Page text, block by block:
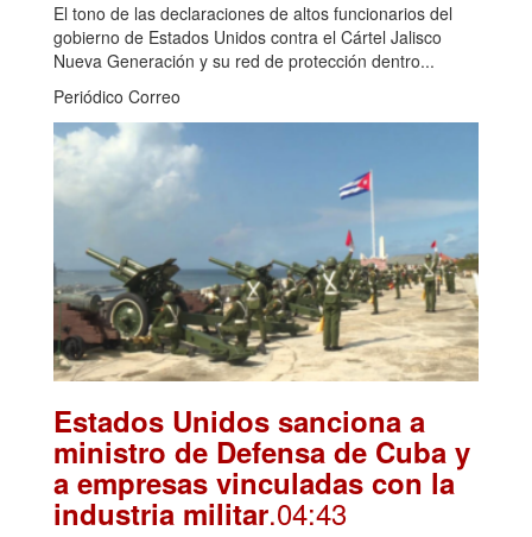
El tono de las declaraciones de altos funcionarios del
gobierno de Estados Unidos contra el Cártel Jalisco
Nueva Generación y su red de protección dentro...
Periódico Correo
Estados Unidos sanciona a
ministro de Defensa de Cuba y
a empresas vinculadas con la
industria militar.04:43